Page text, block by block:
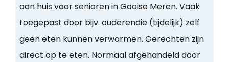
aan huis voor senioren in Gooise Meren. Vaak
toegepast door bijv. ouderendie (tijdelijk) zelf
geen eten kunnen verwarmen. Gerechten zijn
direct op te eten. Normaal afgehandeld door